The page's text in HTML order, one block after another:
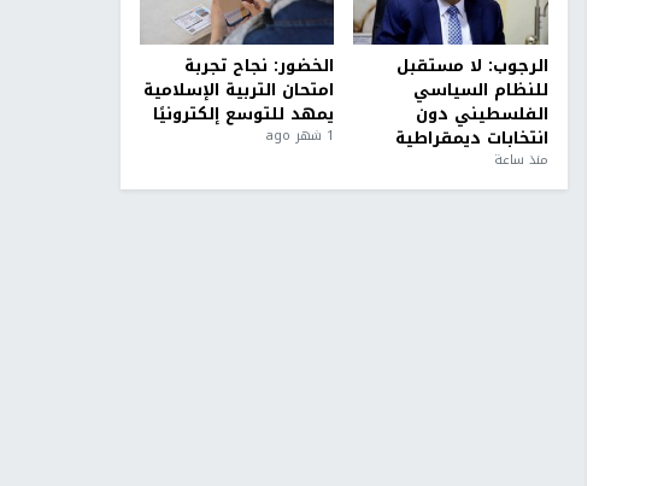
الرجوب: لا مستقبل
للنظام السياسي
الفلسطيني دون
انتخابات ديمقراطية
منذ ساعة
الخضور: نجاح تجربة
امتحان التربية الإسلامية
يمهد للتوسع إلكترونيًا
1 شهر ago